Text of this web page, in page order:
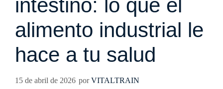
intestino: lo que el
alimento industrial le
hace a tu salud
15 de abril de 2026 porVITALTRAIN